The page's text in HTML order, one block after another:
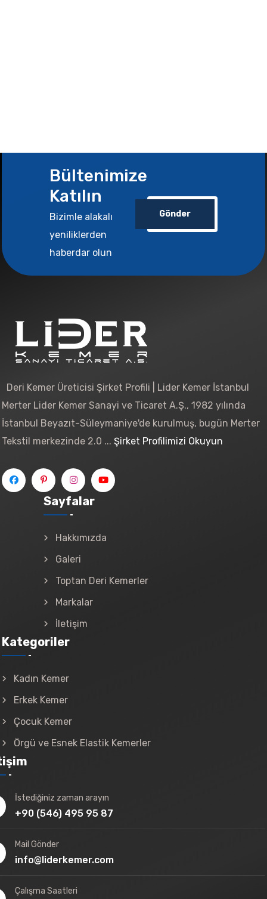
Bültenimize
Katılın
Bizimle alakalı
yeniliklerden
haberdar olun
Gönder
Deri Kemer Üreticisi Şirket Profili | Lider Kemer İstanbul
Merter Lider Kemer Sanayi ve Ticaret A.Ş., 1982 yılında
İstanbul Beyazıt-Süleymaniye'de kurulmuş, bugün Merter
Tekstil merkezinde 2.0 ... Şirket Profilimizi Okuyun
Sayfalar
Hakkımızda
Galeri
Toptan Deri Kemerler
Markalar
İletişim
Kategoriler
Kadın Kemer
Erkek Kemer
Çocuk Kemer
Örgü ve Esnek Elastik Kemerler
İstediğiniz zaman arayın
+90 (546) 495 95 87
Mail Gönder
info@liderkemer.com
Çalışma Saatleri